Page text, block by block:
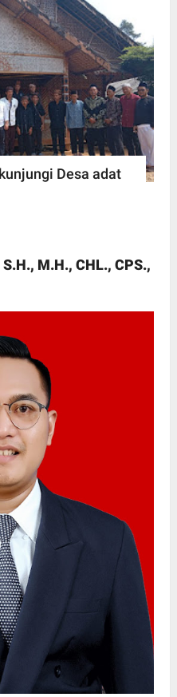
Desa adat
M.H., CHL., CPS.,